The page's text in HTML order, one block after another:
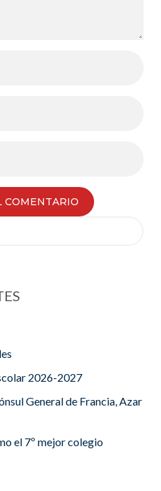
2026-2027
General de Francia, Azar
el 7º mejor colegio